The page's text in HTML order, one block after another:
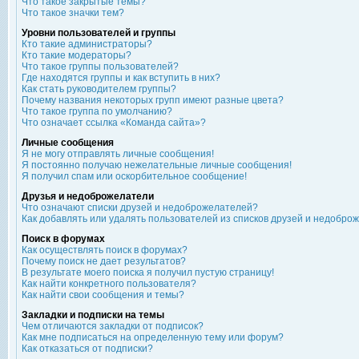
Что такое значки тем?
Уровни пользователей и группы
Кто такие администраторы?
Кто такие модераторы?
Что такое группы пользователей?
Где находятся группы и как вступить в них?
Как стать руководителем группы?
Почему названия некоторых групп имеют разные цвета?
Что такое группа по умолчанию?
Что означает ссылка «Команда сайта»?
Личные сообщения
Я не могу отправлять личные сообщения!
Я постоянно получаю нежелательные личные сообщения!
Я получил спам или оскорбительное сообщение!
Друзья и недоброжелатели
Что означают списки друзей и недоброжелателей?
Как добавлять или удалять пользователей из списков друзей и
Поиск в форумах
Как осуществлять поиск в форумах?
Почему поиск не дает результатов?
В результате моего поиска я получил пустую страницу!
Как найти конкретного пользователя?
Как найти свои сообщения и темы?
Закладки и подписки на темы
Чем отличаются закладки от подписок?
Как мне подписаться на определенную тему или форум?
Как отказаться от подписки?